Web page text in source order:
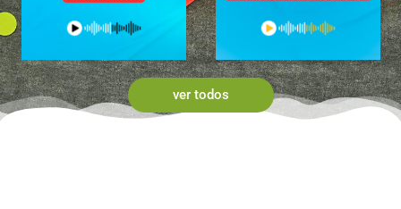
ver todos